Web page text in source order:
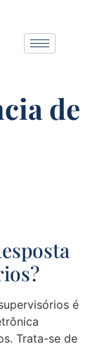
de
é
Trata-se de